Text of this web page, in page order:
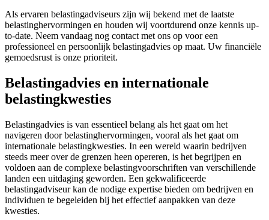
Als ervaren belastingadviseurs zijn wij bekend met de laatste
belastinghervormingen en houden wij voortdurend onze kennis up-
to-date. Neem vandaag nog contact met ons op voor een
professioneel en persoonlijk belastingadvies op maat. Uw financiële
gemoedsrust is onze prioriteit.
Belastingadvies en internationale
belastingkwesties
Belastingadvies is van essentieel belang als het gaat om het
navigeren door belastinghervormingen, vooral als het gaat om
internationale belastingkwesties. In een wereld waarin bedrijven
steeds meer over de grenzen heen opereren, is het begrijpen en
voldoen aan de complexe belastingvoorschriften van verschillende
landen een uitdaging geworden. Een gekwalificeerde
belastingadviseur kan de nodige expertise bieden om bedrijven en
individuen te begeleiden bij het effectief aanpakken van deze
kwesties.